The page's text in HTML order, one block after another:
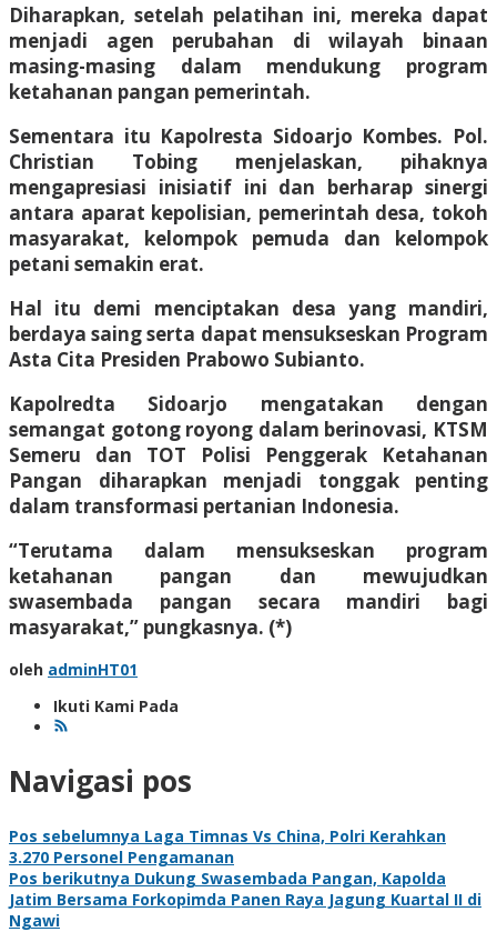
Diharapkan, setelah pelatihan ini, mereka dapat
menjadi agen perubahan di wilayah binaan
masing-masing dalam mendukung program
ketahanan pangan pemerintah.
Sementara itu Kapolresta Sidoarjo Kombes. Pol.
Christian Tobing menjelaskan, pihaknya
mengapresiasi inisiatif ini dan berharap sinergi
antara aparat kepolisian, pemerintah desa, tokoh
masyarakat, kelompok pemuda dan kelompok
petani semakin erat.
Hal itu demi menciptakan desa yang mandiri,
berdaya saing serta dapat mensukseskan Program
Asta Cita Presiden Prabowo Subianto.
Kapolredta Sidoarjo mengatakan dengan
semangat gotong royong dalam berinovasi, KTSM
Semeru dan TOT Polisi Penggerak Ketahanan
Pangan diharapkan menjadi tonggak penting
dalam transformasi pertanian Indonesia.
“Terutama dalam mensukseskan program
ketahanan pangan dan mewujudkan
swasembada pangan secara mandiri bagi
masyarakat,” pungkasnya. (*)
oleh adminHT01
Ikuti Kami Pada
Navigasi pos
Pos sebelumnya Laga Timnas Vs China, Polri Kerahkan
3.270 Personel Pengamanan
Pos berikutnya Dukung Swasembada Pangan, Kapolda
Jatim Bersama Forkopimda Panen Raya Jagung Kuartal II di
Ngawi